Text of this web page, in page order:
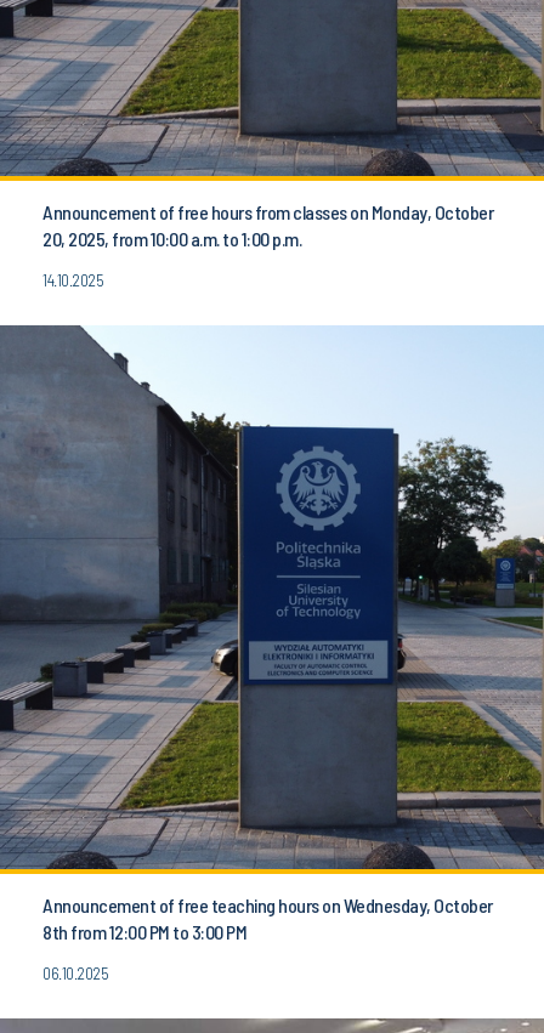
Announcement of free hours from classes on Monday, October
20, 2025, from 10:00 a.m. to 1:00 p.m.
14.10.2025
Announcement of free teaching hours on Wednesday, October
8th from 12:00 PM to 3:00 PM
06.10.2025